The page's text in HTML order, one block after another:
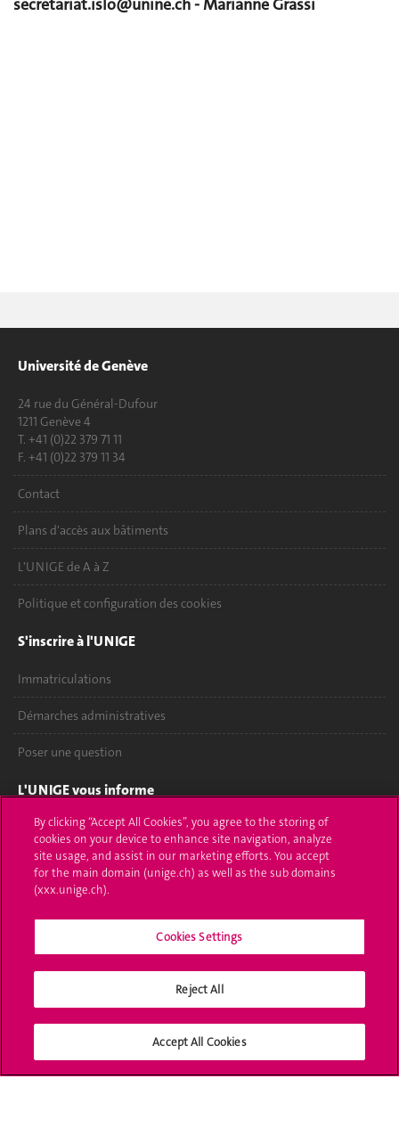
secretariat.islo@unine.ch- Marianne Grassi
Université de Genève
24 rue du Général-Dufour
1211 Genève 4
T. +41 (0)22 379 71 11
F. +41 (0)22 379 11 34
Contact
Plans d'accès aux bâtiments
L'UNIGE de A à Z
Politique et configuration des cookies
S'inscrire à l'UNIGE
Immatriculations
Démarches administratives
Poser une question
L'UNIGE vous informe
UNIGE Mobile
Médias
Offres d'emploi
Calendrier académique
Médias sociaux UNIGE
By clicking “Accept All Cookies”, you agree to the storing of
cookies on your device to enhance site navigation, analyze
site usage, and assist in our marketing efforts. You accept
for the main domain (unige.ch) as well as the sub domains
(xxx.unige.ch).
Cookies Settings
Reject All
Accept All Cookies